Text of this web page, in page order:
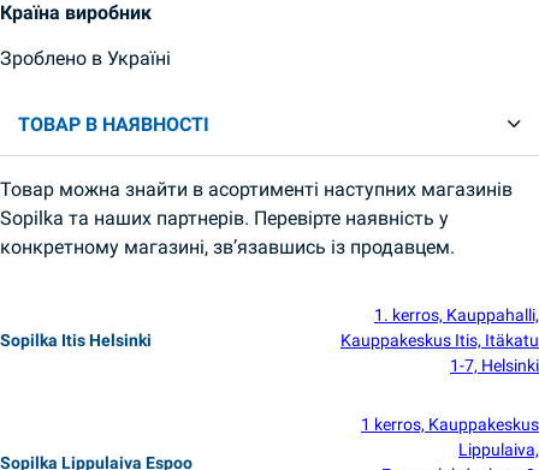
Країна виробник
Зроблено в Україні
ТОВАР В НАЯВНОСТІ
Товар можна знайти в асортименті наступних магазинів
Sopilka та наших партнерів. Перевірте наявність у
конкретному магазині, зв’язавшись із продавцем.
Sopilka Itis Helsinki
1. kerros, Kauppahalli,
Kauppakeskus Itis, Itäkatu
1-7, Helsinki
Sopilka Lippulaiva Espoo
1 kerros, Kauppakeskus
Lippulaiva,